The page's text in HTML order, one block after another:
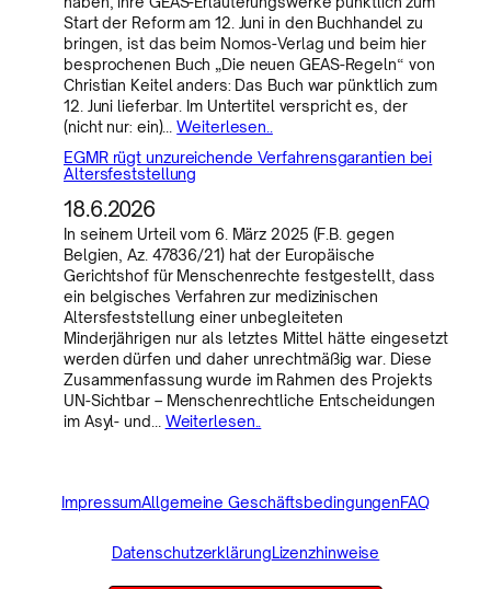
Start der Reform am 12. Juni in den Buchhandel zu
bringen, ist das beim Nomos-Verlag und beim hier
besprochenen Buch „Die neuen GEAS-Regeln“ von
Christian Keitel anders: Das Buch war pünktlich zum
12. Juni lieferbar. Im Untertitel verspricht es, der
(nicht nur: ein)…Weiterlesen..
EGMR rügt unzureichende Verfahrensgarantien bei
Altersfeststellung
18.6.2026
In seinem Urteil vom 6. März 2025 (F.B. gegen
Belgien, Az. 47836/21) hat der Europäische
Gerichtshof für Menschenrechte festgestellt, dass
ein belgisches Verfahren zur medizinischen
Altersfeststellung einer unbegleiteten
Minderjährigen nur als letztes Mittel hätte eingesetzt
werden dürfen und daher unrechtmäßig war. Diese
Zusammenfassung wurde im Rahmen des Projekts
UN-Sichtbar – Menschenrechtliche Entscheidungen
im Asyl- und… Weiterlesen..
ImpressumAllgemeine GeschäftsbedingungenFAQ
DatenschutzerklärungLizenzhinweise